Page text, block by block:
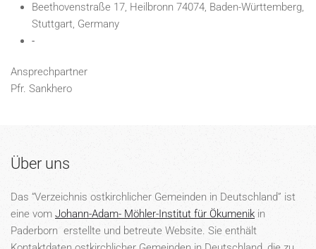
Beethovenstraße 17, Heilbronn 74074, Baden-Württemberg,
Stuttgart, Germany
-
Ansprechpartner
Pfr. Sankhero
Über uns
Das “Verzeichnis ostkirchlicher Gemeinden in Deutschland” ist
eine vom Johann-Adam- Möhler-Institut für Ökumenik in
Paderborn erstellte und betreute Website. Sie enthält